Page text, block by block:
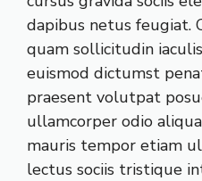
dapibus netus
quam sollicitudin
euismod dictumst
praesent volutpat
ullamcorper odio
mauris tempor etiam
lectus sociis tristique